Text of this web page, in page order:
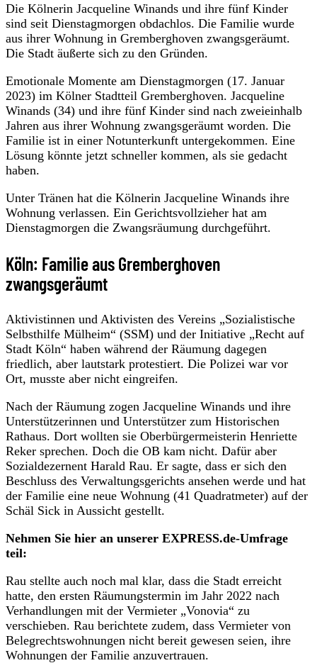
Die Kölnerin Jacqueline Winands und ihre fünf Kinder
sind seit Dienstagmorgen obdachlos. Die Familie wurde
aus ihrer Wohnung in Gremberghoven zwangsgeräumt.
Die Stadt äußerte sich zu den Gründen.
Emotionale Momente am Dienstagmorgen (17. Januar
2023) im Kölner Stadtteil Gremberghoven. Jacqueline
Winands (34) und ihre fünf Kinder sind nach zweieinhalb
Jahren aus ihrer Wohnung zwangsgeräumt worden. Die
Familie ist in einer Notunterkunft untergekommen. Eine
Lösung könnte jetzt schneller kommen, als sie gedacht
haben.
Unter Tränen hat die Kölnerin Jacqueline Winands ihre
Wohnung verlassen. Ein Gerichtsvollzieher hat am
Dienstagmorgen die Zwangsräumung durchgeführt.
Köln: Familie aus Gremberghoven
zwangsgeräumt
Aktivistinnen und Aktivisten des Vereins „Sozialistische
Selbsthilfe Mülheim“ (SSM) und der Initiative „Recht auf
Stadt Köln“ haben während der Räumung dagegen
friedlich, aber lautstark protestiert. Die Polizei war vor
Ort, musste aber nicht eingreifen.
Nach der Räumung zogen Jacqueline Winands und ihre
Unterstützerinnen und Unterstützer zum Historischen
Rathaus. Dort wollten sie Oberbürgermeisterin Henriette
Reker sprechen. Doch die OB kam nicht. Dafür aber
Sozialdezernent Harald Rau. Er sagte, dass er sich den
Beschluss des Verwaltungsgerichts ansehen werde und hat
der Familie eine neue Wohnung (41 Quadratmeter) auf der
Schäl Sick in Aussicht gestellt.
Nehmen Sie hier an unserer EXPRESS.de-Umfrage
teil:
Rau stellte auch noch mal klar, dass die Stadt erreicht
hatte, den ersten Räumungstermin im Jahr 2022 nach
Verhandlungen mit der Vermieter „Vonovia“ zu
verschieben. Rau berichtete zudem, dass Vermieter von
Belegrechtswohnungen nicht bereit gewesen seien, ihre
Wohnungen der Familie anzuvertrauen.